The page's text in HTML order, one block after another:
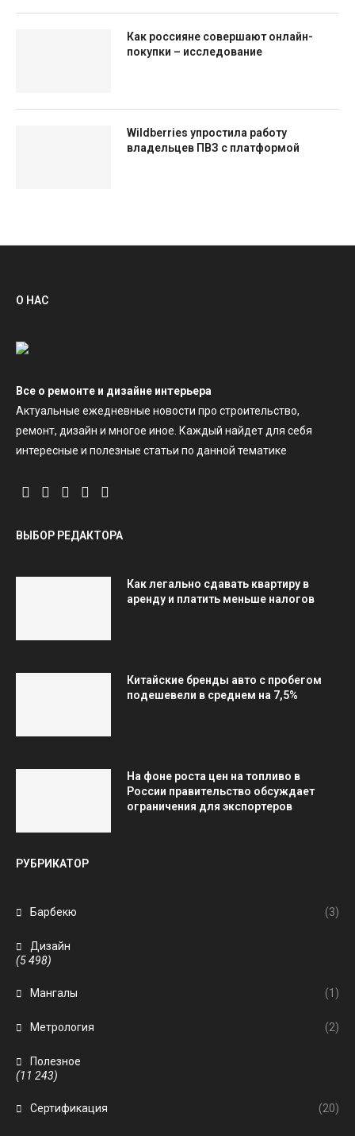
Как россияне совершают онлайн-
покупки – исследование
Wildberries упростила работу
владельцев ПВЗ с платформой
О НАС
Все о ремонте и дизайне интерьера
Актуальные ежедневные новости про строительство,
ремонт, дизайн и многое иное. Каждый найдет для себя
интересные и полезные статьи по данной тематике
ВЫБОР РЕДАКТОРА
Как легально сдавать квартиру в
аренду и платить меньше налогов
Китайские бренды авто с пробегом
подешевели в среднем на 7,5%
На фоне роста цен на топливо в
России правительство обсуждает
ограничения для экспортеров
РУБРИКАТОР
Барбекю (3)
Дизайн
(5 498)
Мангалы (1)
Метрология (2)
Полезное
(11 243)
Сертификация (20)